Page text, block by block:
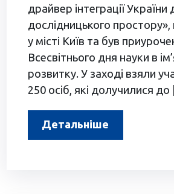
драйвер інтеграції України
дослідницького
у місті Київ та був
Всесвітнього дня науки в
розвитку. У заході взяли
250 осіб, які долучилися
Детальніше